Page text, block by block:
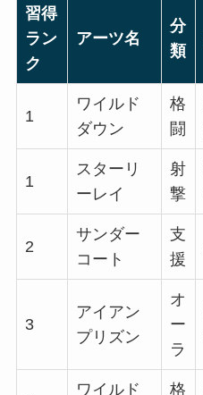
習得
ラン
ク
アーツ名
分
類
1
ワイルド
ダウン
格
闘
1
スターリ
ーレイ
射
撃
2
サンダー
コート
支
援
3
アイアン
プリズン
オ
ー
ラ
ワイルド
格